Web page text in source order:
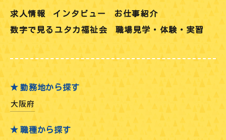
求人情報 インタビュー
お仕事紹介
数字で見るユタカ福祉会
職場見学・体験・実習
勤務地から探す
大阪府
職種から探す